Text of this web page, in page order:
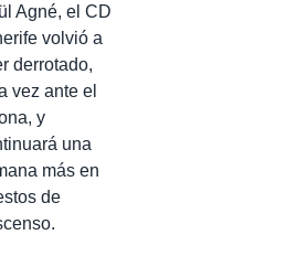
Agné, el CD
volvió a
derrotado,
vez ante el
y
una
más en
de